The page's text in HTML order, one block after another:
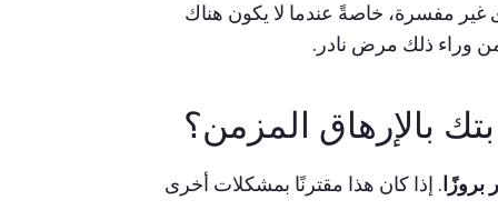
مفسرة، خاصةً عندما لا يكون هناك
وراء ذلك مرض نادر.
بالإرهاق المزمن؟
. إذا كان هذا مقترنًا بمشكلات أخرى